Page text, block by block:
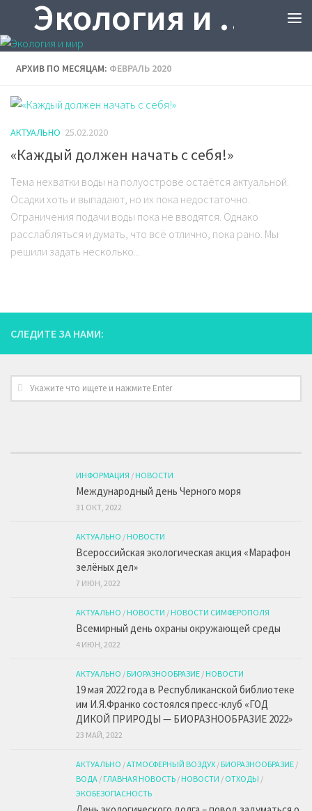
Экология и мир
АРХИВ ПО МЕСЯЦАМ: ФЕВРАЛЬ 2020
АКТУАЛЬНО 25.02.2020
«Каждый должен начать с себя!»
Тема нехватки воды на полуострове остаётся актуальной.
Осадки хоть и выпадают, но их пока недостаточно.
Ограничения подачи воды пока не вводятся. Однако
расслабляться и думать, что всё отлично, пока рано. Мы
решили задать несколько...
СЛЕДИТЕ ЗА НАМИ:
ИНФОРМАЦИЯ /НОВОСТИ
Международный день Черного моря
31 ОКТ, 2022
АКТУАЛЬНО /НОВОСТИ
Всероссийская экологическая акция «Марафон
зелёных дел»
7 ИЮН, 2022
АКТУАЛЬНО /НОВОСТИ /НОВОСТИ СИМФЕРОПОЛЯ
Всемирный день охраны окружающей среды
4 ИЮН, 2022
АКТУАЛЬНО /БИОРАЗНООБРАЗИЕ /НОВОСТИ
19 мая 2022 года в Республиканской библиотеке
им И.Я.Франко состоялся пресс-клуб «ГОД
ДИКОЙ ПРИРОДЫ — БИОРАЗНООБРАЗИЕ 2022»
23 МАЙ, 2022
АКТУАЛЬНО /АТМОСФЕРНЫЙ ВОЗДУХ /БИОРАЗНООБРАЗИЕ /
ВОДА /ГЛАВНАЯ НОВОСТЬ /НОВОСТИ / ОТХОДЫ /
ЭКОБЕЗОПАСНОСТЬ